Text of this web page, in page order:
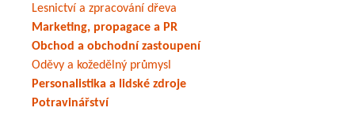
Lesnictví a zpracování dřeva
Marketing, propagace a PR
Obchod a obchodní zastoupení
Oděvy a kožedělný průmysl
Personalistika a lidské zdroje
Potravinářství